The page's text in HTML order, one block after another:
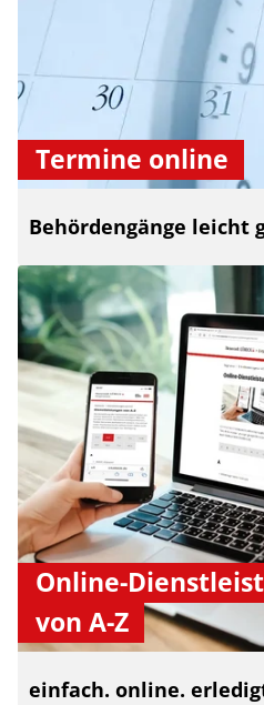
Termine online
Behördengänge leicht
Online-
von A-Z
einfach. online.